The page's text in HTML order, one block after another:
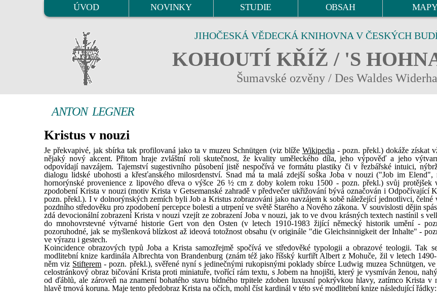
ÚVOD NOVINKY STUDIE OBSAH
JIHOČESKÁ VĚDECKÁ KNIHOVNA V ČESKÝCH
KOHOUTÍ KŘÍŽ / 'S
Šumavské ozvěny / Des Waldes
ANTON LEGNER
Kristus v nouzi
Je překvapivé, jak sbírka tak profilovaná jako ta v muzeu Schnütgen (viz blíže Wikipedia - pozn. překl.) dokáže získat
nějaký nový akcent. Přitom hraje zvláštní roli skutečnost, že kvality uměleckého díla, jeho výpověď a jeho
odpovídají navzájem. Tajemství sugestivního působení jistě nespočívá ve formátu plastiky či v řezbářské intuici,
dialogu lidské ubohosti a křesťanského milosrdenství. Snad má ta malá zdejší soška Joba v nouzi ("Job im Elend",
hornorýnské provenience z lipového dřeva o výšce 26 ½ cm z doby kolem roku 1500 - pozn. překl.) svůj protějšek
zpodobení Krista v nouzi (motiv Krista v Getsemanské zahradě v předvečer ukřižování bývá označován i Odpočívající
pozn. překl.). I v dolnorýnských zemích byli Job a Kristus zobrazováni jako navzájem k sobě náležející jednotlivci, čelné
pozdního středověku pro zpodobení percepce bolesti a utrpení ve světě Starého a Nového zákona. V souvislosti dějin
zdá devocionální zobrazení Krista v nouzi vzejít ze zobrazení Joba v nouzi, jak to ve dvou krásných textech nastínil s
do mnohovrstevné výtvarné historie Gert von den Osten (v letech 1910-1983 žijící německý historik umění -
pozoruhodné, jak se myšlenková blízkost až ideová totožnost obsahu (v originále "die Gleichsinnigkeit der Inhalte" -
ve výrazu i gestech.
Koincidence obrazových typů Joba a Krista samozřejmě spočívá ve středověké typologii a obrazové teologii. Tak
modlitební knize kardinála Albrechta von Brandenburg (znám též jako říšský kurfiřt Albert z Mohuče, žil v letech
něm viz Stifterem - pozn. překl.), svěřené nyní s jedinečnými rukopisnými poklady sbírce Ludwig muzea Schnütgen,
celostránkový obraz bičování Krista proti miniatuře, tvořící rám textu, s Jobem na hnojišti, který je vysmíván ženou,
od ďáblů, ale zároveň na znamení bohatého stavu bídného trpitele zdoben luxusní pokrývkou hlavy, zatímco Krista v
hlavě trnová koruna. Maje tento předobraz Krista na očích, mohl číst kardinál v této své modlitební knize následující řádky: